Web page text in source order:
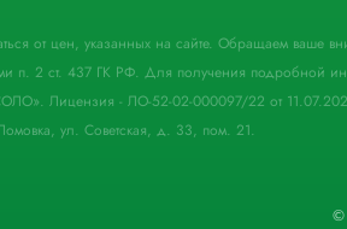
от цен, указанных на сайте. Обращаем ваше
п. 2 ст. 437 ГК РФ. Для получения подробной
Лицензия - ЛО-52-02-000097/22 от
ул. Советская, д. 33, пом. 21.
©